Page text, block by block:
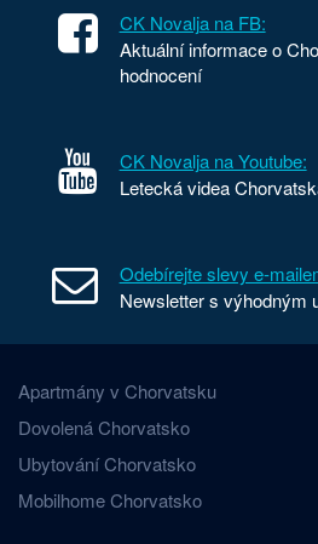
CK Novalja na FB:
Aktuální informace o
hodnocení
CK Novalja na Youtube:
Letecká videa
Odebírejte slevy e-
Newsletter s výhodným
Apartmány v Chorvatsku
Dovolená Chorvatsko
Ubytování Chorvatsko
Mobilhome Chorvatsko